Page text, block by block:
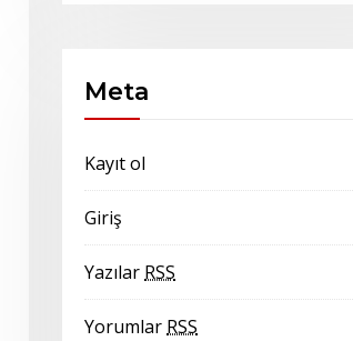
Meta
Kayıt ol
Giriş
Yazılar RSS
Yorumlar RSS